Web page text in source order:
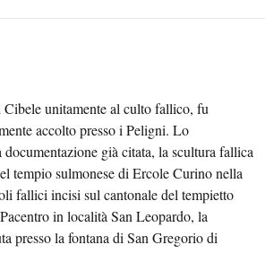
unitamente al culto fallico, fu
accolto presso i Peligni. Lo
già citata, la scultura fallica
tempio sulmonese di Ercole Curino nella
fallici incisi sul cantonale del tempietto
in località San Leopardo, la
presso la fontana di San Gregorio di